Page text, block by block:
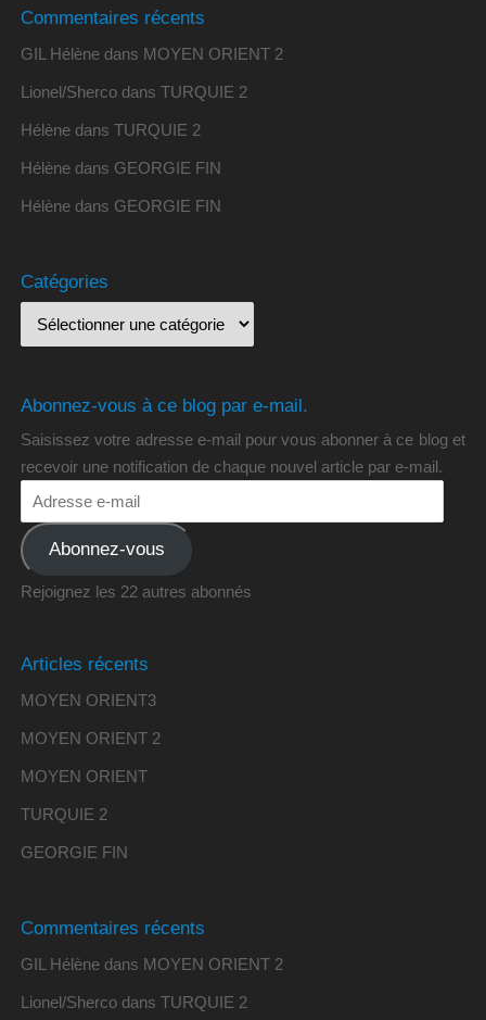
Commentaires récents
GIL Hélènedans MOYEN ORIENT 2
Lionel/Shercodans TURQUIE 2
Hélènedans TURQUIE 2
Hélènedans GEORGIE FIN
Hélènedans GEORGIE FIN
Catégories
Abonnez-vous à ce blog par e-mail.
Saisissez votre adresse e-mail pour vous abonner à ce blog et
recevoir une notification de chaque nouvel article par e-mail.
Abonnez-vous
Rejoignez les 22 autres abonnés
Articles récents
MOYEN ORIENT3
MOYEN ORIENT 2
MOYEN ORIENT
TURQUIE 2
GEORGIE FIN
Commentaires récents
GIL Hélènedans MOYEN ORIENT 2
Lionel/Shercodans TURQUIE 2